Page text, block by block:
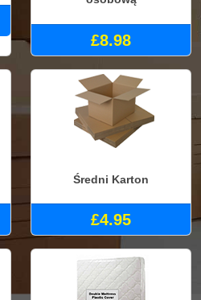
£8.98
Średni Karton
£4.95